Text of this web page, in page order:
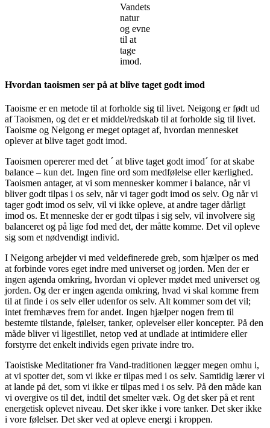
Vandets
natur
og evne
til at
tage
imod.
Hvordan taoismen ser på at blive taget godt imod
Taoisme er en metode til at forholde sig til livet. Neigong er født ud
af Taoismen, og det er et middel/redskab til at forholde sig til livet.
Taoisme og Neigong er meget optaget af, hvordan mennesket
oplever at blive taget godt imod.
Taoismen opererer med det ´ at blive taget godt imod´ for at skabe
balance – kun det. Ingen fine ord som medfølelse eller kærlighed.
Taoismen antager, at vi som mennesker kommer i balance, når vi
bliver godt tilpas i os selv, når vi tager godt imod os selv. Og når vi
tager godt imod os selv, vil vi ikke opleve, at andre tager dårligt
imod os. Et menneske der er godt tilpas i sig selv, vil involvere sig
balanceret og på lige fod med det, der måtte komme. Det vil opleve
sig som et nødvendigt individ.
I Neigong arbejder vi med veldefinerede greb, som hjælper os med
at forbinde vores eget indre med universet og jorden. Men der er
ingen agenda omkring, hvordan vi oplever mødet med universet og
jorden. Og der er ingen agenda omkring, hvad vi skal komme frem
til at finde i os selv eller udenfor os selv. Alt kommer som det vil;
intet fremhæves frem for andet. Ingen hjælper nogen frem til
bestemte tilstande, følelser, tanker, oplevelser eller koncepter. På den
måde bliver vi ligestillet, netop ved at undlade at intimidere eller
forstyrre det enkelt individs egen private indre tro.
Taoistiske Meditationer fra Vand-traditionen lægger megen omhu i,
at vi spotter det, som vi ikke er tilpas med i os selv. Samtidig lærer vi
at lande på det, som vi ikke er tilpas med i os selv. På den måde kan
vi overgive os til det, indtil det smelter væk. Og det sker på et rent
energetisk oplevet niveau. Det sker ikke i vore tanker. Det sker ikke
i vore følelser. Det sker ved at opleve energi i kroppen.